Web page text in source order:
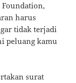
harus
tidak terjadi
peluang kamu
surat